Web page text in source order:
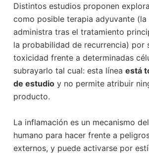
Distintos estudios proponen
como posible terapia adyuvante (la
administra tras el tratamiento
la probabilidad de recurrencia) por
toxicidad frente a determinadas
subrayarlo tal cual: esta línea está
de estudioy no permite atribuir
producto.
La inflamación es un mecanismo
humano para hacer frente a
externos, y puede activarse por